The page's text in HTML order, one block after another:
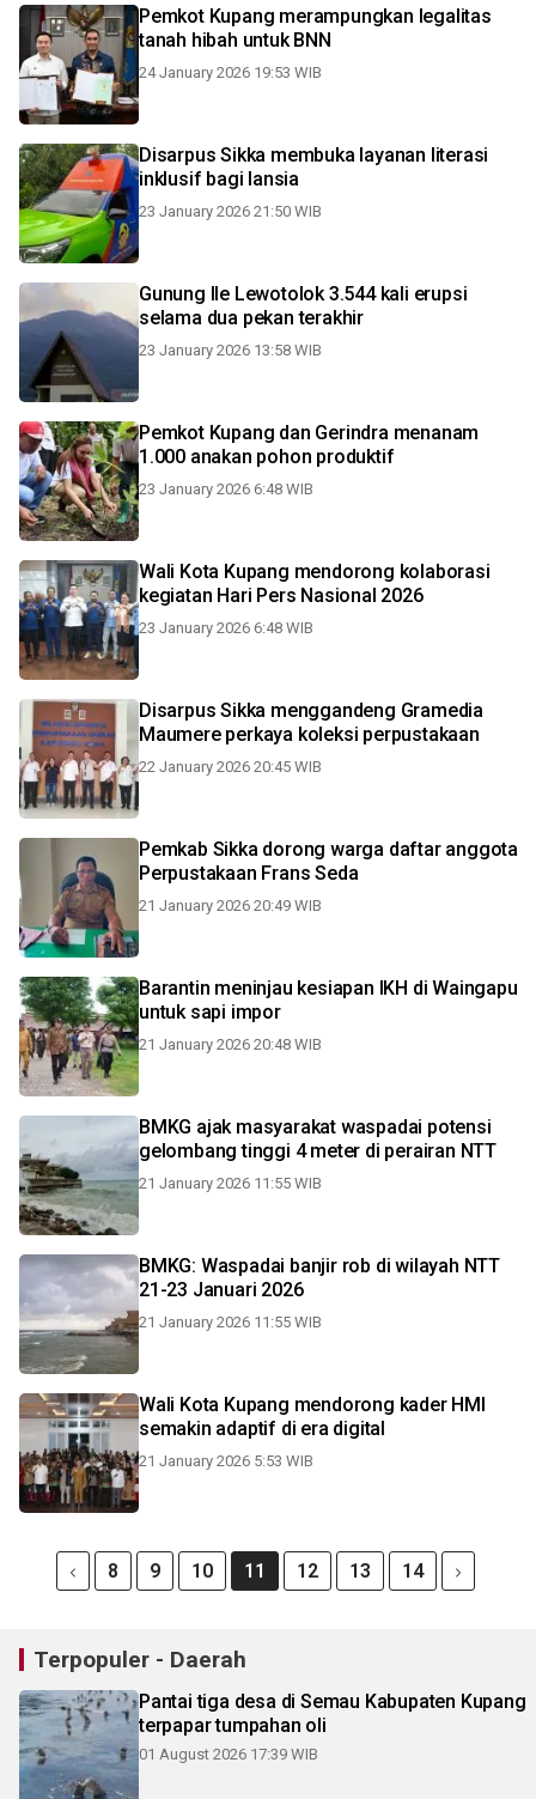
Pemkot Kupang merampungkan legalitas
tanah hibah untuk BNN
24 January 2026 19:53 WIB
Disarpus Sikka membuka layanan literasi
inklusif bagi lansia
23 January 2026 21:50 WIB
Gunung Ile Lewotolok 3.544 kali erupsi
selama dua pekan terakhir
23 January 2026 13:58 WIB
Pemkot Kupang dan Gerindra menanam
1.000 anakan pohon produktif
23 January 2026 6:48 WIB
Wali Kota Kupang mendorong kolaborasi
kegiatan Hari Pers Nasional 2026
23 January 2026 6:48 WIB
Disarpus Sikka menggandeng Gramedia
Maumere perkaya koleksi perpustakaan
22 January 2026 20:45 WIB
Pemkab Sikka dorong warga daftar anggota
Perpustakaan Frans Seda
21 January 2026 20:49 WIB
Barantin meninjau kesiapan IKH di Waingapu
untuk sapi impor
21 January 2026 20:48 WIB
BMKG ajak masyarakat waspadai potensi
gelombang tinggi 4 meter di perairan NTT
21 January 2026 11:55 WIB
BMKG: Waspadai banjir rob di wilayah NTT
21-23 Januari 2026
21 January 2026 11:55 WIB
Wali Kota Kupang mendorong kader HMI
semakin adaptif di era digital
21 January 2026 5:53 WIB
8 9 10 11 12 13 14
Terpopuler - Daerah
Pantai tiga desa di Semau Kabupaten Kupang
terpapar tumpahan oli
01 August 2026 17:39 WIB